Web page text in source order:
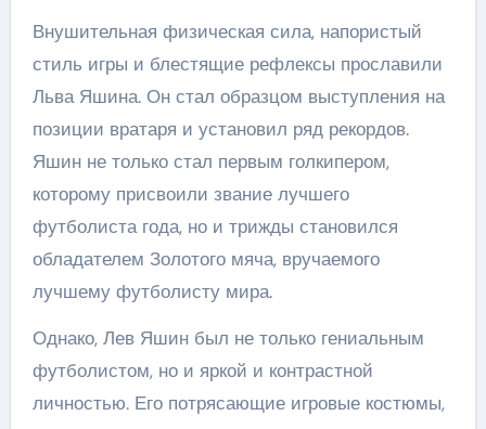
Внушительная физическая сила, напористый
стиль игры и блестящие рефлексы прославили
Льва Яшина. Он стал образцом выступления на
позиции вратаря и установил ряд рекордов.
Яшин не только стал первым голкипером,
которому присвоили звание лучшего
футболиста года, но и трижды становился
обладателем Золотого мяча, вручаемого
лучшему футболисту мира.
Однако, Лев Яшин был не только гениальным
футболистом, но и яркой и контрастной
личностью. Его потрясающие игровые костюмы,